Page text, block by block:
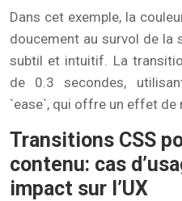
Dans cet exemple, la
doucement au survol de la
subtil et intuitif. La
de 0.3 secondes,
`ease`, qui offre un effet
Transitions CSS
contenu: cas
impact sur l’UX